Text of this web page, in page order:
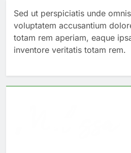
Sed ut perspiciatis unde
voluptatem accusantium
totam rem aperiam, eaque
inventore veritatis totam rem.